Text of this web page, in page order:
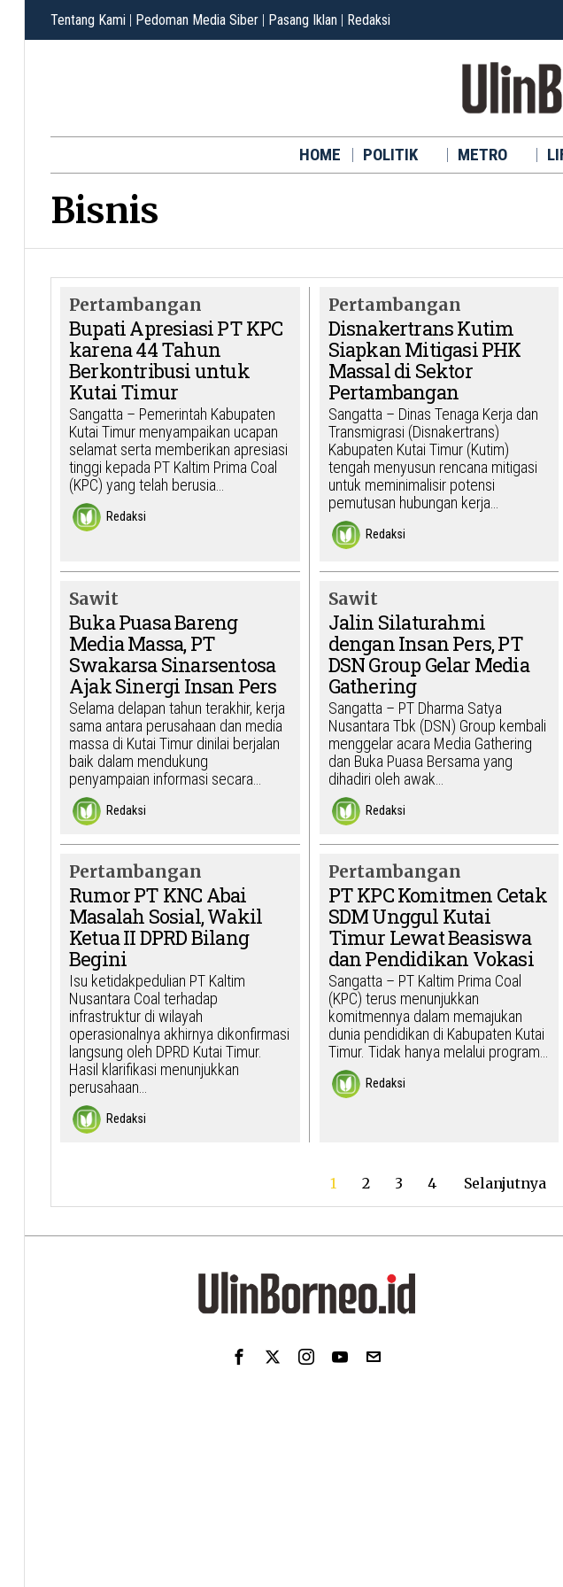
Tentang Kami | Pedoman Media Siber | Pasang Iklan | Redaksi
HOME POLITIK METRO
Bisnis
Pertambangan
Bupati Apresiasi PT KPC
karena 44 Tahun
Berkontribusi untuk
Kutai Timur
Sangatta – Pemerintah Kabupaten
Kutai Timur menyampaikan ucapan
selamat serta memberikan apresiasi
tinggi kepada PT Kaltim Prima Coal
(KPC) yang telah berusia…
Redaksi
Pertambangan
Disnakertrans Kutim
Siapkan Mitigasi PHK
Massal di Sektor
Pertambangan
Sangatta – Dinas Tenaga Kerja dan
Transmigrasi (Disnakertrans)
Kabupaten Kutai Timur (Kutim)
tengah menyusun rencana mitigasi
untuk meminimalisir potensi
pemutusan hubungan kerja…
Redaksi
Sawit
Buka Puasa Bareng
Media Massa, PT
Swakarsa Sinarsentosa
Ajak Sinergi Insan Pers
Selama delapan tahun terakhir, kerja
sama antara perusahaan dan media
massa di Kutai Timur dinilai berjalan
baik dalam mendukung
penyampaian informasi secara…
Redaksi
Sawit
Jalin Silaturahmi
dengan Insan Pers, PT
DSN Group Gelar Media
Gathering
Sangatta – PT Dharma Satya
Nusantara Tbk (DSN) Group kembali
menggelar acara Media Gathering
dan Buka Puasa Bersama yang
dihadiri oleh awak…
Redaksi
Pertambangan
Rumor PT KNC Abai
Masalah Sosial, Wakil
Ketua II DPRD Bilang
Begini
Isu ketidakpedulian PT Kaltim
Nusantara Coal terhadap
infrastruktur di wilayah
operasionalnya akhirnya dikonfirmasi
langsung oleh DPRD Kutai Timur.
Hasil klarifikasi menunjukkan
perusahaan…
Redaksi
Pertambangan
PT KPC Komitmen Cetak
SDM Unggul Kutai
Timur Lewat Beasiswa
dan Pendidikan Vokasi
Sangatta – PT Kaltim Prima Coal
(KPC) terus menunjukkan
komitmennya dalam memajukan
dunia pendidikan di Kabupaten Kutai
Timur. Tidak hanya melalui program…
Redaksi
1 2 3 4 Selanjutnya